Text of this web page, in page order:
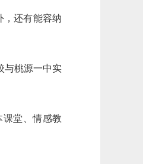
，还有能容纳
与桃源一中实
堂、情感教